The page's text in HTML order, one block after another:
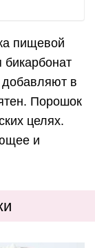
пищевой
добавляют в
Порошок
целях.
и